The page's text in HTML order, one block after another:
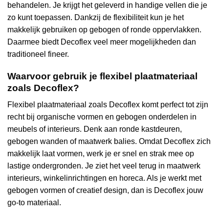
behandelen. Je krijgt het geleverd in handige vellen die je
zo kunt toepassen. Dankzij de flexibiliteit kun je het
makkelijk gebruiken op gebogen of ronde oppervlakken.
Daarmee biedt Decoflex veel meer mogelijkheden dan
traditioneel fineer.
Waarvoor gebruik je flexibel plaatmateriaal
zoals Decoflex?
Flexibel plaatmateriaal zoals Decoflex komt perfect tot zijn
recht bij organische vormen en gebogen onderdelen in
meubels of interieurs. Denk aan ronde kastdeuren,
gebogen wanden of maatwerk balies. Omdat Decoflex zich
makkelijk laat vormen, werk je er snel en strak mee op
lastige ondergronden. Je ziet het veel terug in maatwerk
interieurs, winkelinrichtingen en horeca. Als je werkt met
gebogen vormen of creatief design, dan is Decoflex jouw
go-to materiaal.